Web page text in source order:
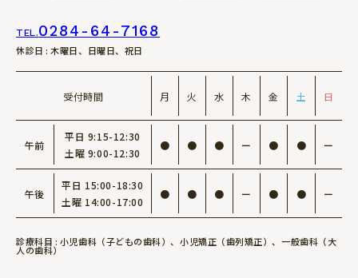
TEL.0284-64-7168
休診日 : 木曜日、日曜日、祝日
受付時間 月 火 水 木 金 土 日
午前
平日 9:15-12:30
土曜 9:00-12:30
● ● ● ー ● ● ー
午後
平日 15:00-18:30
土曜 14:00-17:00
● ● ● ー ● ● ー
診療科目 : 小児歯科（子どもの歯科）、小児矯正（歯列矯正）、一般歯科（大
人の歯科）